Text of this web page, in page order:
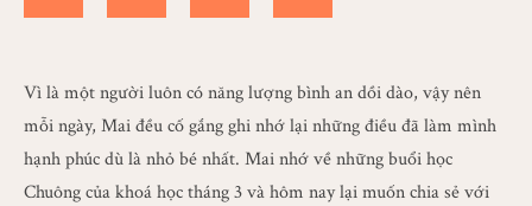
Vì là một người luôn có năng lượng bình an dồi dào, vậy nên
mỗi ngày, Mai đều cố gắng ghi nhớ lại những điều đã làm mình
hạnh phúc dù là nhỏ bé nhất. Mai nhớ về những buổi học
Chuông của khoá học tháng 3 và hôm nay lại muốn chia sẻ với